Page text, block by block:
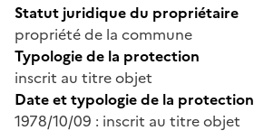
Statut juridique du propriétaire
propriété de la commune
Typologie de la protection
inscrit au titre objet
Date et typologie de la protection
1978/10/09 : inscrit au titre objet